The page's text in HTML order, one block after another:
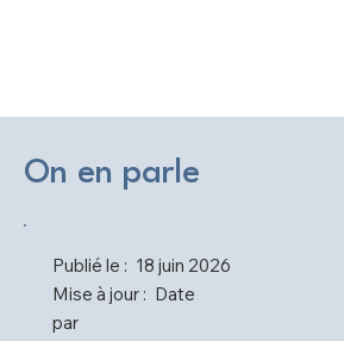
On en parle
Publié le : 18 juin 2026
Mise à jour : Date
par